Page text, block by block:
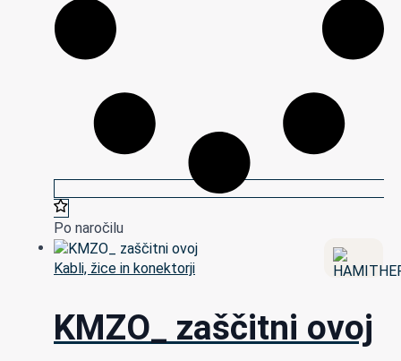
Po naročilu
Kabli, žice in konektorji
KMZO_ zaščitni ovoj